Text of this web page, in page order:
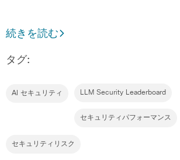
続きを読む
タグ:
AI セキュリティ LLM Security Leaderboard
セキュリティパフォーマンス
セキュリティリスク